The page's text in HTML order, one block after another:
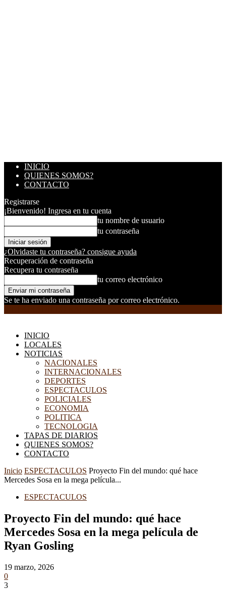
INICIO
QUIENES SOMOS?
CONTACTO
Registrarse
¡Bienvenido! Ingresa en tu cuenta
tu nombre de usuario
tu contraseña
¿Olvidaste tu contraseña? consigue ayuda
Recuperación de contraseña
Recupera tu contraseña
tu correo electrónico
Se te ha enviado una contraseña por correo electrónico.
INICIO
LOCALES
NOTICIAS
NACIONALES
INTERNACIONALES
DEPORTES
ESPECTACULOS
POLICIALES
ECONOMIA
POLITICA
TECNOLOGIA
TAPAS DE DIARIOS
QUIENES SOMOS?
CONTACTO
Inicio ESPECTACULOS Proyecto Fin del mundo: qué hace
Mercedes Sosa en la mega película...
ESPECTACULOS
Proyecto Fin del mundo: qué hace
Mercedes Sosa en la mega película de
Ryan Gosling
19 marzo, 2026
0
3